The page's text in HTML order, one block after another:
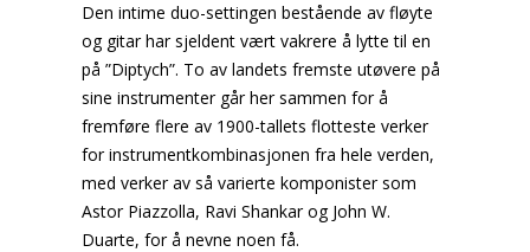
Den intime duo-settingen bestående av fløyte
og gitar har sjeldent vært vakrere å lytte til en
på ”Diptych”. To av landets fremste utøvere på
sine instrumenter går her sammen for å
fremføre flere av 1900-tallets flotteste verker
for instrumentkombinasjonen fra hele verden,
med verker av så varierte komponister som
Astor Piazzolla, Ravi Shankar og John W.
Duarte, for å nevne noen få.